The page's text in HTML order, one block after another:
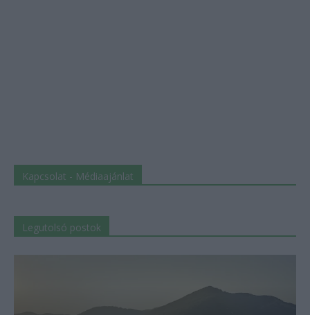
Kapcsolat - Médiaajánlat
Legutolsó postok